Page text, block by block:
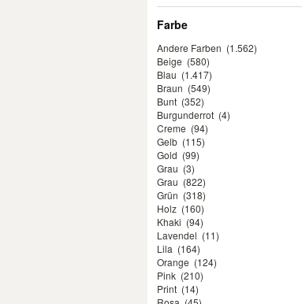
Farbe
Andere Farben (1.562)
Beige (580)
Blau (1.417)
Braun (549)
Bunt (352)
Burgunderrot (4)
Creme (94)
Gelb (115)
Gold (99)
Grau (3)
Grau (822)
Grün (318)
Holz (160)
Khaki (94)
Lavendel (11)
Lila (164)
Orange (124)
Pink (210)
Print (14)